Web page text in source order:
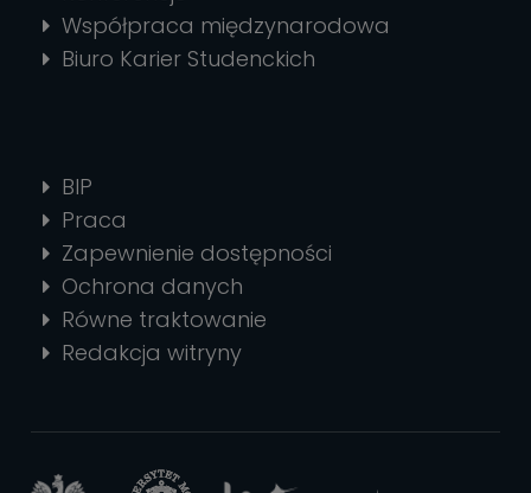
Współpraca międzynarodowa
Biuro Karier Studenckich
BIP
Praca
Zapewnienie dostępności
Ochrona danych
Równe traktowanie
Redakcja witryny